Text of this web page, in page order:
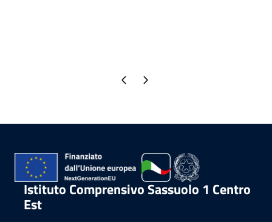
Pagina precedente
Pagina successiva
Istituto Comprensivo Sassuolo 1 Centro
Est